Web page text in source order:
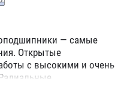
— самые
Открытые
с высокими и очень
2Z ZZ с обеих сторон